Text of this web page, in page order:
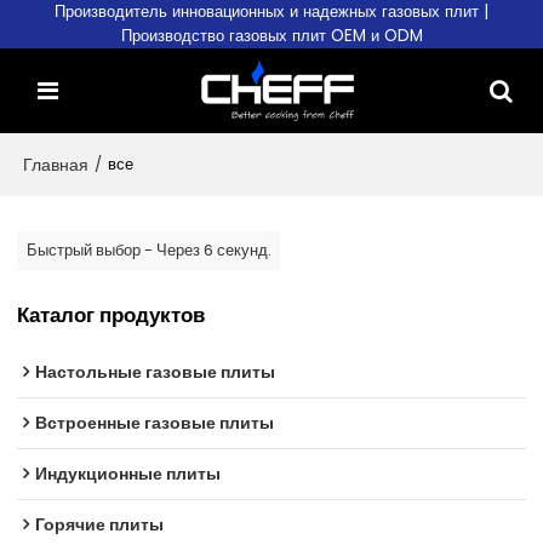
Производитель инновационных и надежных газовых плит |
Производство газовых плит OEM и ODM
Главная / все
Быстрый выбор - Через 6 секунд.
Каталог продуктов
Настольные газовые плиты
Встроенные газовые плиты
Индукционные плиты
Горячие плиты